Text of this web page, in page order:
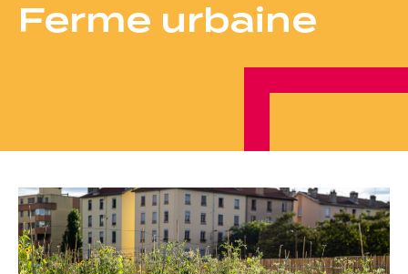
Je cherche un logement
Devenir propriétaire
Ferme urbaine